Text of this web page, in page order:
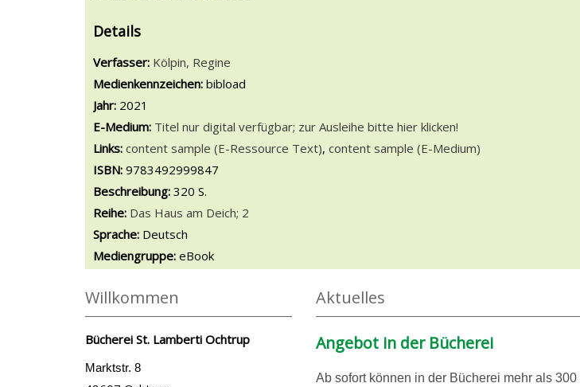
Details
Verfasser: Suche nach diesem Verfasser
Kölpin, Regine
Medienkennzeichen: bibload
Jahr: 2021
E-Medium: Titel nur digital verfügbar; zur Ausleihe bitte hier klicken!
Links: Diesen Link in neuem Tab öffnen
content sample (E-Ressource Text), content sample (E-Medium)
Suche nach dieser Systematik
Suche nach diesem Interessenskreis
ISBN: 9783492999847
Beschreibung: 320 S.
Reihe: Das Haus am Deich; 2
Suche nach dieser Beteiligten Person
Sprache: Deutsch
Mediengruppe: eBook
Willkommen
Bücherei St. Lamberti Ochtrup
Marktstr. 8
Aktuelles
Angebot in der Bücherei
Ab sofort können in der Bücherei mehr als